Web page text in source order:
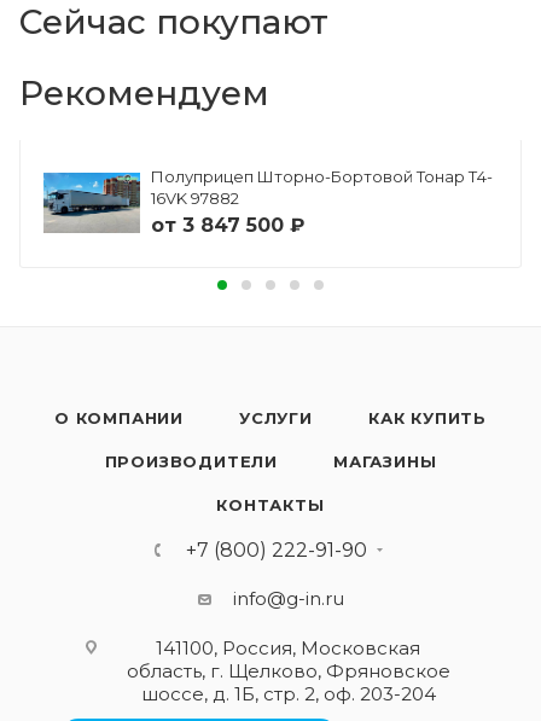
Сейчас покупают
Рекомендуем
Полуприцеп Шторно-Бортовой Тонар Т4-
16VK 97882
от 3 847 500 ₽
О КОМПАНИИ УСЛУГИ КАК КУПИТЬ
ПРОИЗВОДИТЕЛИ МАГАЗИНЫ
КОНТАКТЫ
+7 (800) 222-91-90
info@g-in.ru
141100, Россия, Московская
область, г. Щелково, Фряновское
шоссе, д. 1Б, стр. 2, оф. 203-204